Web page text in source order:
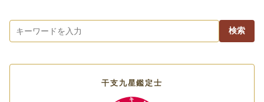
検索
干支九星鑑定士